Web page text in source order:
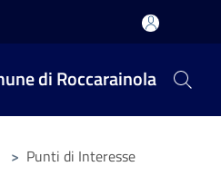
di Roccarainola
> Punti di Interesse